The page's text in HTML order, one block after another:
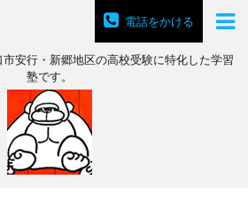
電話をかける
安行・新郷地区の高校受験に特化した学習
塾です。